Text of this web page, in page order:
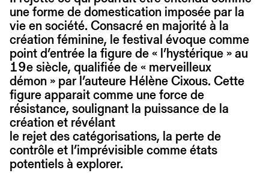
une forme de domestication imposée par la
vie en société. Consacré en majorité à la
création féminine, le festival évoque comme
point d’entrée la figure de « l’hystérique » au
19e siècle, qualifiée de « merveilleux
démon » par l’auteure Hélène Cixous. Cette
figure apparait comme une force de
résistance, soulignant la puissance de la
création et révélant
le rejet des catégorisations, la perte de
contrôle et l’imprévisible comme états
potentiels à explorer.